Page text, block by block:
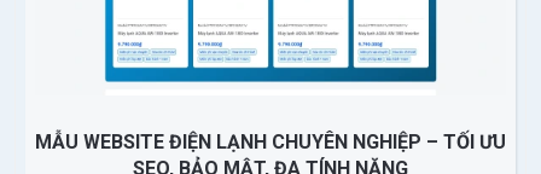
MẪU WEBSITE ĐIỆN LẠNH CHUYÊN NGHIỆP – TỐI ƯU
SEO, BẢO MẬT, ĐA TÍNH NĂNG